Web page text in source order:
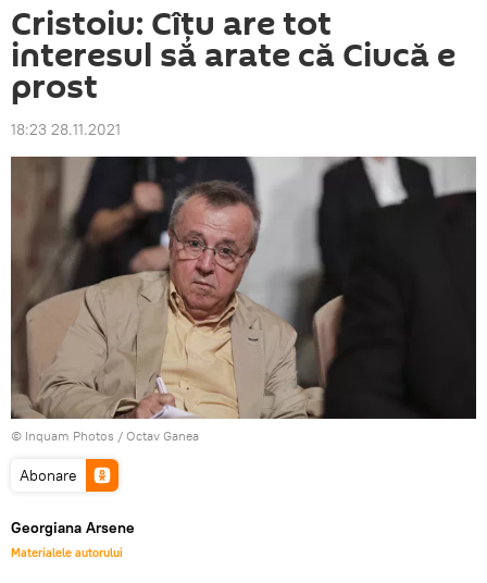
Cristoiu: Cîțu are tot
interesul să arate că Ciucă e
prost
18:23 28.11.2021
© Inquam Photos / Octav Ganea
Abonare
Georgiana Arsene
Materialele autorului